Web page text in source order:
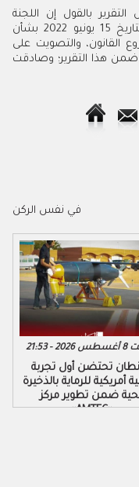
بالقول إن اللجنة
المعنية تداولت خلال اجتماعها المنعقد بتاريخ 15 يونيو 2022 بشأن
القانون، والتصويت على
ضمن هذا التقرير؛ وصادقت
في نفس الركن
- 21:53
تحتضن أول تجربة
أمريكية للرماية بالذخيرة
ضمن تطوير مركز
«AMTEC»